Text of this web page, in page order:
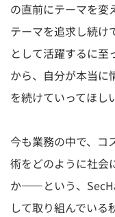
の直前にテーマを変
テーマを追求し続け
として活躍するに至
から、自分が本当に
を続けていってほし
今も業務の中で、コ
術をどのように社会
か――という、
して取り組んでいる